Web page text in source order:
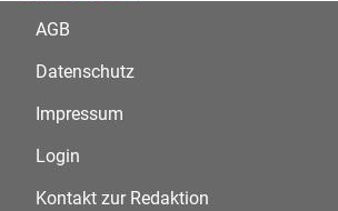
AGB
Datenschutz
Impressum
Login
Kontakt zur Redaktion